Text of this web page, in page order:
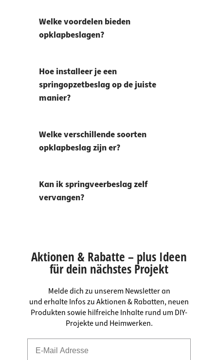
Welke voordelen bieden
opklapbeslagen?
Hoe installeer je een
springopzetbeslag op de juiste
manier?
Welke verschillende soorten
opklapbeslag zijn er?
Kan ik springveerbeslag zelf
vervangen?
Aktionen & Rabatte – plus Ideen
für dein nächstes Projekt
Melde dich zu unserem Newsletter an
und erhalte Infos zu Aktionen & Rabatten, neuen
Produkten sowie hilfreiche Inhalte rund um DIY-
Projekte und Heimwerken.